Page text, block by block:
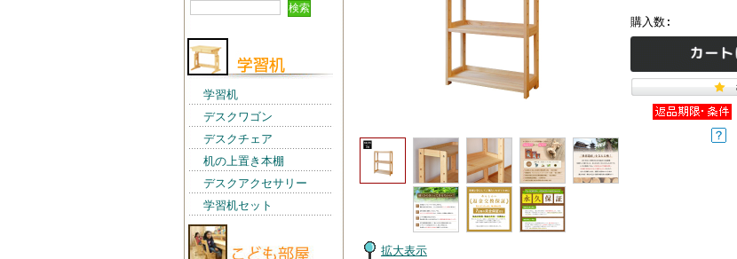
学習机
デスクワゴン
デスクチェア
机の上置き本棚
デスクアクセサリー
学習机セット
拡大表示
購入数: